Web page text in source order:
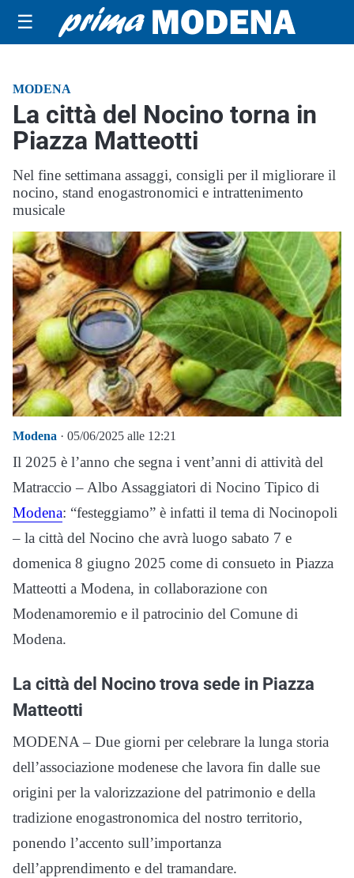
☰
MODENA
La città del Nocino torna in
Piazza Matteotti
Nel fine settimana assaggi, consigli per il migliorare il
nocino, stand enogastronomici e intrattenimento
musicale
Modena · 05/06/2025 alle 12:21
Il 2025 è l’anno che segna i vent’anni di attività del
Matraccio – Albo Assaggiatori di Nocino Tipico di
Modena: “festeggiamo” è infatti il tema di Nocinopoli
– la città del Nocino che avrà luogo sabato 7 e
domenica 8 giugno 2025 come di consueto in Piazza
Matteotti a Modena, in collaborazione con
Modenamoremio e il patrocinio del Comune di
Modena.
La città del Nocino trova sede in Piazza
Matteotti
MODENA – Due giorni per celebrare la lunga storia
dell’associazione modenese che lavora fin dalle sue
origini per la valorizzazione del patrimonio e della
tradizione enogastronomica del nostro territorio,
ponendo l’accento sull’importanza
dell’apprendimento e del tramandare.